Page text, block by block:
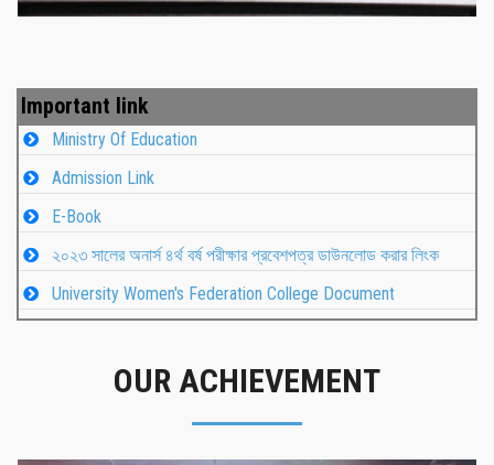
Important link
Ministry Of Education
Admission Link
E-Book
২০২৩ সালের অনার্স ৪র্থ বর্ষ পরীক্ষার প্রবেশপত্র ডাউনলোড করার লিংক
University Women's Federation College Document
OUR ACHIEVEMENT